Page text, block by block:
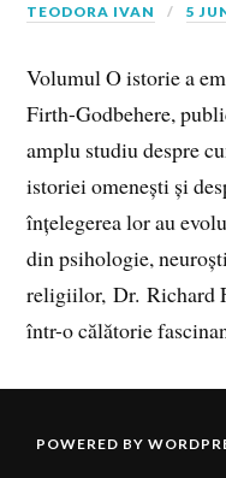
TEODORA IVAN 5
Volumul O istorie a
Firth-Godbehere,
amplu studiu despre
istoriei omenești și
înțelegerea lor au
din psihologie,
religiilor, Dr. Richard
într-o călătorie
POWERED BY